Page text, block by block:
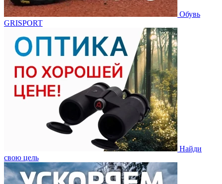
Обувь
GRISPORT
Найди
свою цель